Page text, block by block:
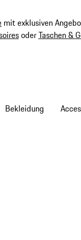
mit exklusiven
oderTaschen &
Bekleidung